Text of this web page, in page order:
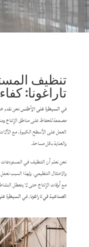
تنظيف
تاراغونا:
فيالسيطرة على الأطلسنحن نقدم
مصممة للحفاظ على مناطق الإنتاج
العمل على الأسطح الكبيرة, مع
والعناية بكل مساحة.
نحن نعلم أن التنظيف في المستودعات
والامتثال التنظيمي. ولهذا السبب
مع أوقات الإنتاج حتى لا يتعطل
الصناعية في تاراغونا, فيالسيطرة